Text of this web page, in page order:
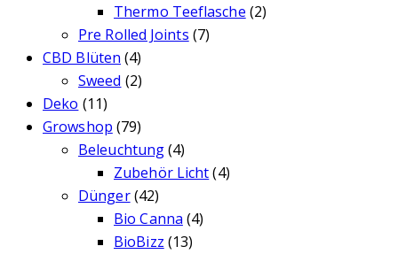
Thermo Teeflasche (2)
Pre Rolled Joints (7)
CBD Blüten (4)
Sweed (2)
Deko (11)
Growshop (79)
Beleuchtung(4)
Zubehör Licht (4)
Dünger(42)
Bio Canna (4)
BioBizz (13)